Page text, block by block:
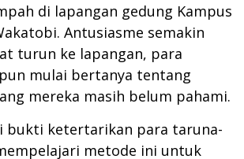
di lapangan gedung Kampus
Antusiasme semakin
turun ke lapangan, para
mulai bertanya tentang
mereka masih belum pahami.
bukti ketertarikan para taruna-
metode ini untuk